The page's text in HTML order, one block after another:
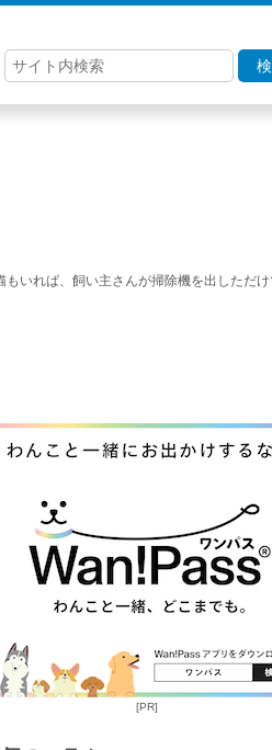
いれば、飼い主さんが掃除機を出しただ
[PR]